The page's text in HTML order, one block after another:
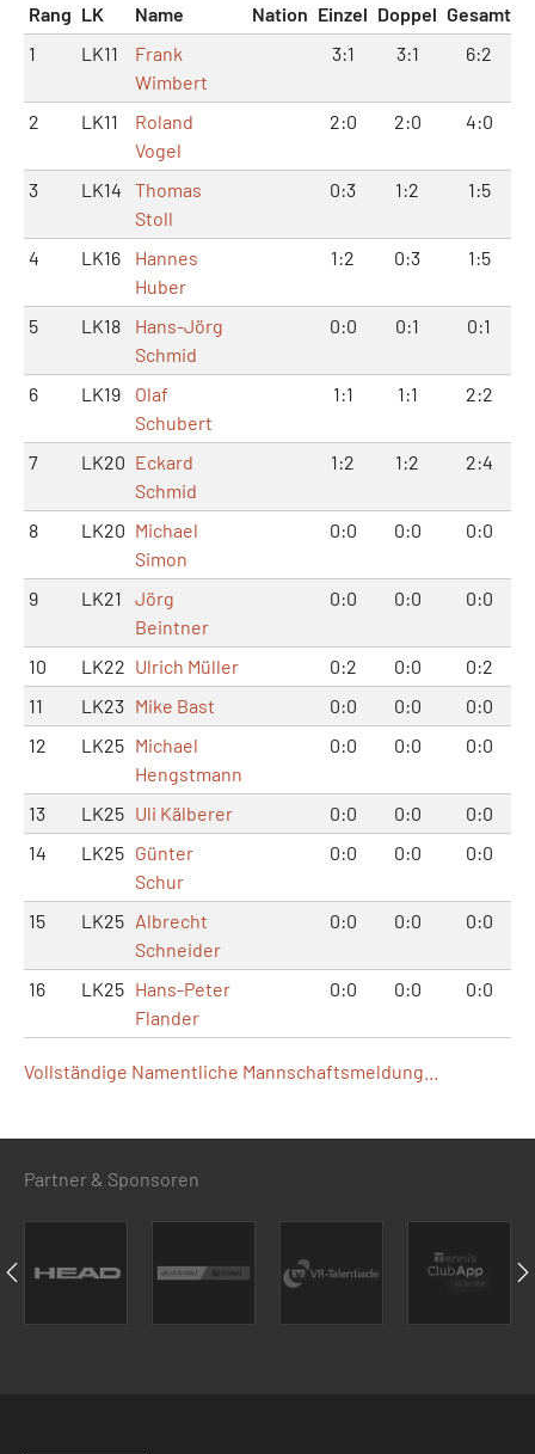
Rang LK Name Nation Einzel Doppel Gesamt
1
LK11
Frank
Wimbert
3:1 3:1 6:2
2 LK11
Roland
Vogel
2:0 2:0 4:0
3 LK14
Thomas
Stoll
0:3 1:2 1:5
4 LK16
Hannes
Huber
1:2 0:3 1:5
5 LK18
Hans-Jörg
Schmid
0:0 0:1 0:1
6 LK19
Olaf
Schubert
1:1 1:1 2:2
7 LK20 Eckard
Schmid
1:2 1:2 2:4
8 LK20 Michael
Simon
0:0 0:0 0:0
9 LK21
Jörg
Beintner
0:0 0:0 0:0
10 LK22 Ulrich Müller 0:2 0:0
0:2
11
LK23 Mike Bast 0:0 0:0
0:0
12
LK25 Michael
Hengstmann
0:0 0:0 0:0
13 LK25 Uli Kälberer 0:0 0:0
0:0
14
LK25 Günter
Schur
0:0 0:0 0:0
15 LK25 Albrecht
Schneider
0:0 0:0 0:0
16 LK25 Hans-Peter
Flander
0:0 0:0 0:0
Vollständige Namentliche Mannschaftsmeldung...
Partner & Sponsoren